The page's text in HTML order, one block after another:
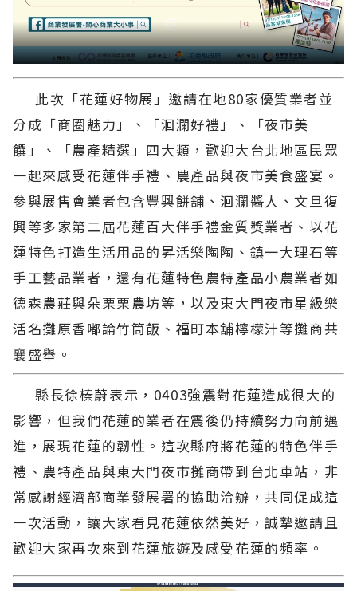
此次「花蓮好物展」邀請在地80家優質業者並
分成「商圈魅力」、「洄瀾好禮」、「夜市美
饌」、「農產精選」四大類，歡迎大台北地區民眾
一起來感受花蓮伴手禮、農產品與夜市美食盛宴。
參與展售會業者包含豐興餅舖、洄瀾醬人、文旦復
興等多家第二屆花蓮百大伴手禮金質獎業者、以花
蓮特色打造生活用品的昇活樂陶陶、鎮一大理石等
手工藝品業者，還有花蓮特色農特產品小農業者如
德森農莊與朵栗栗農坊等，以及東大門夜市星級樂
活名攤原香嘟論竹筒飯、福町本舖檸檬汁等攤商共
襄盛舉。
縣長徐榛蔚表示，0403強震對花蓮造成很大的
影響，但我們花蓮的業者在震後仍持續努力向前邁
進，展現花蓮的韌性。這次縣府將花蓮的特色伴手
禮、農特產品與東大門夜市攤商帶到台北車站，非
常感謝經濟部商業發展署的協助洽辦，共同促成這
一次活動，讓大家看見花蓮依然美好，誠摯邀請且
歡迎大家再次來到花蓮旅遊及感受花蓮的頻率。